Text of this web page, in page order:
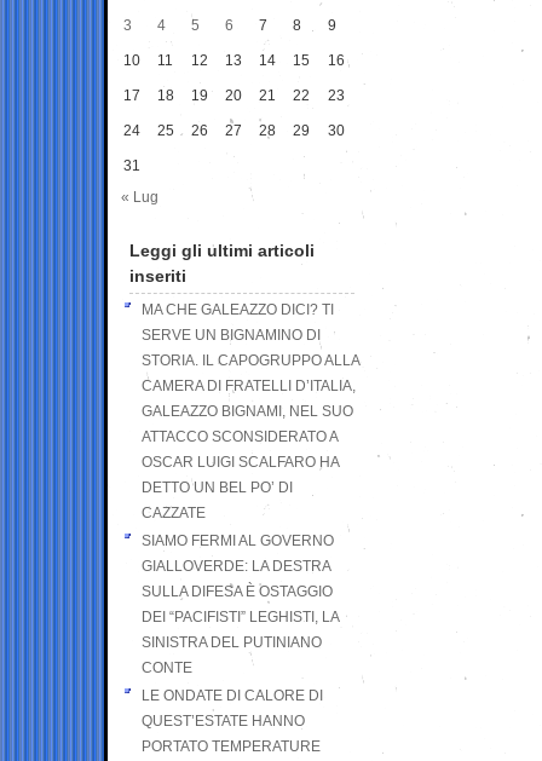
3 4 5 6 7 8 9
10 11 12 13 14 15 16
17 18 19 20 21 22 23
24 25 26 27 28 29 30
31
« Lug
Leggi gli ultimi articoli
inseriti
MA CHE GALEAZZO DICI? TI
SERVE UN BIGNAMINO DI
STORIA. IL CAPOGRUPPO ALLA
CAMERA DI FRATELLI D’ITALIA,
GALEAZZO BIGNAMI, NEL SUO
ATTACCO SCONSIDERATO A
OSCAR LUIGI SCALFARO HA
DETTO UN BEL PO’ DI
CAZZATE
SIAMO FERMI AL GOVERNO
GIALLOVERDE: LA DESTRA
SULLA DIFESA È OSTAGGIO
DEI “PACIFISTI” LEGHISTI, LA
SINISTRA DEL PUTINIANO
CONTE
LE ONDATE DI CALORE DI
QUEST’ESTATE HANNO
PORTATO TEMPERATURE